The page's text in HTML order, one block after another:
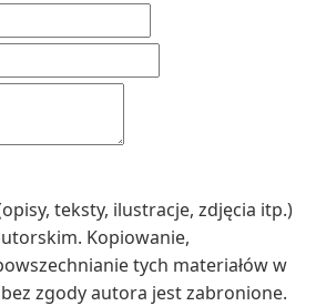
teksty, ilustracje, zdjęcia itp.)
Kopiowanie,
tych materiałów w
bez zgody autora jest zabronione.